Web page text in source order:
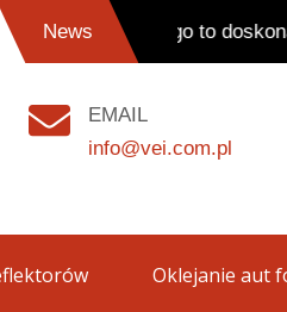
News to doskonały
EMAIL
info@vei.com.pl
Oklejanie aut